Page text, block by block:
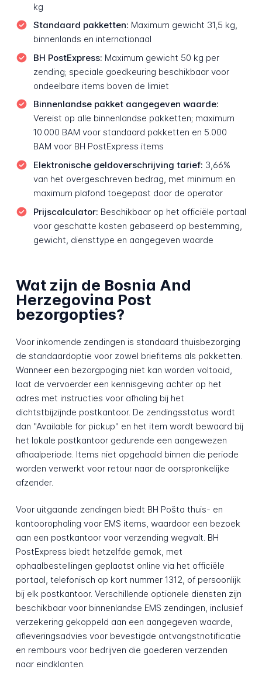
kg
Standaard pakketten: Maximum gewicht 31,5 kg,
binnenlands en internationaal
BH PostExpress: Maximum gewicht 50 kg per
zending; speciale goedkeuring beschikbaar voor
ondeelbare items boven de limiet
Binnenlandse pakket aangegeven waarde:
Vereist op alle binnenlandse pakketten; maximum
10.000 BAM voor standaard pakketten en 5.000
BAM voor BH PostExpress items
Elektronische geldoverschrijving tarief: 3,66%
van het overgeschreven bedrag, met minimum en
maximum plafond toegepast door de operator
Prijscalculator: Beschikbaar op het officiële portaal
voor geschatte kosten gebaseerd op bestemming,
gewicht, diensttype en aangegeven waarde
Wat zijn de Bosnia And
Herzegovina Post
bezorgopties?
Voor inkomende zendingen is standaard thuisbezorging
de standaardoptie voor zowel briefitems als pakketten.
Wanneer een bezorgpoging niet kan worden voltooid,
laat de vervoerder een kennisgeving achter op het
adres met instructies voor afhaling bij het
dichtstbijzijnde postkantoor. De zendingsstatus wordt
dan "Available for pickup" en het item wordt bewaard bij
het lokale postkantoor gedurende een aangewezen
afhaalperiode. Items niet opgehaald binnen die periode
worden verwerkt voor retour naar de oorspronkelijke
afzender.
Voor uitgaande zendingen biedt BH Pošta thuis- en
kantoorophaling voor EMS items, waardoor een bezoek
aan een postkantoor voor verzending wegvalt. BH
PostExpress biedt hetzelfde gemak, met
ophaalbestellingen geplaatst online via het officiële
portaal, telefonisch op kort nummer 1312, of persoonlijk
bij elk postkantoor. Verschillende optionele diensten zijn
beschikbaar voor binnenlandse EMS zendingen, inclusief
verzekering gekoppeld aan een aangegeven waarde,
afleveringsadvies voor bevestigde ontvangstnotificatie
en rembours voor bedrijven die goederen verzenden
naar eindklanten.